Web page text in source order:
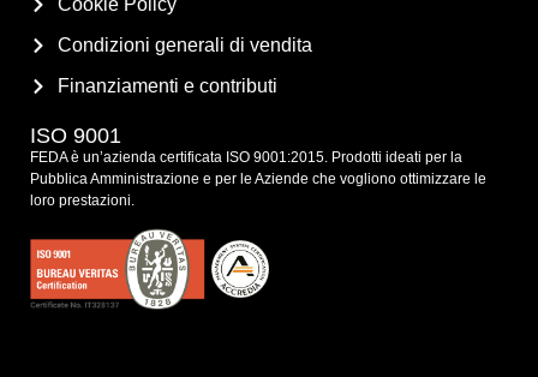
Condizioni generali di vendita
Finanziamenti e contributi
ISO 9001
FEDA è un’azienda certificata ISO 9001:2015. Prodotti ideati per la
Pubblica Amministrazione e per le Aziende che vogliono ottimizzare le
loro prestazioni.